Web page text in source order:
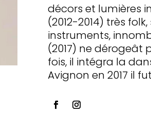
décors et lumières
(2012-2014) très
instruments,
(2017) ne dérogeât
fois, il intégra la
Avignon en 2017 il